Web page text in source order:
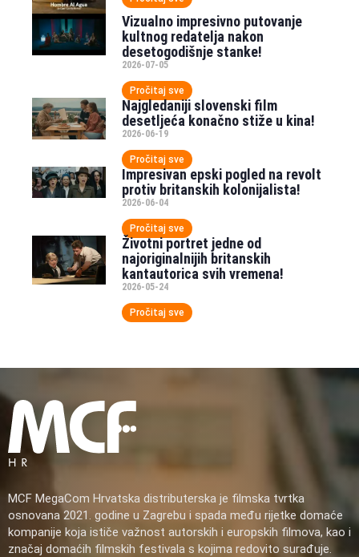
Vizualno impresivno putovanje
kultnog redatelja nakon
desetogodišnje stanke!
2026-07-05
Pročitaj sve
Najgledaniji slovenski film
desetljeća konačno stiže u kina!
2026-06-19
Pročitaj sve
Impresivan epski pogled na revolt
protiv britanskih kolonijalista!
2026-06-04
Pročitaj sve
Životni portret jedne od
najoriginalnijih britanskih
kantautorica svih vremena!
2026-05-24
Pročitaj sve
MCF MegaCom Hrvatska distributerska je filmska tvrtka
osnovana 2021. godine u Zagrebu i spada među rijetke domaće
kompanije koja ističe važnost autorskih i europskih filmova, kao i
značaj domaćih filmskih festivala s kojima redovito surađuje.